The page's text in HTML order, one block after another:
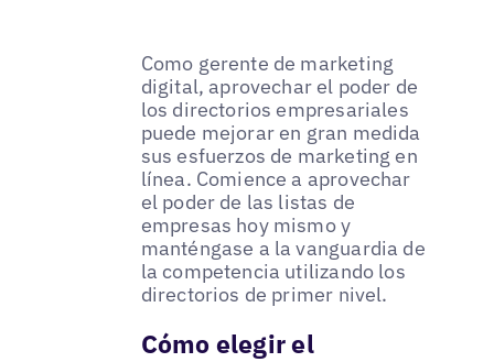
Como gerente de marketing
digital, aprovechar el poder de
los directorios empresariales
puede mejorar en gran medida
sus esfuerzos de marketing en
línea. Comience a aprovechar
el poder de las listas de
empresas hoy mismo y
manténgase a la vanguardia de
la competencia utilizando los
directorios de primer nivel.
Cómo elegir el